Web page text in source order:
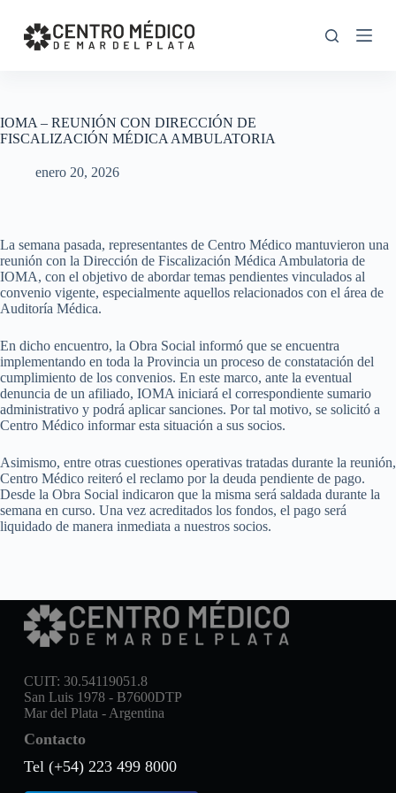
k
o
n
IOMA – REUNIÓN CON DIRECCIÓN DE
FISCALIZACIÓN MÉDICA AMBULATORIA
enero 20, 2026
La semana pasada, representantes de Centro Médico mantuvieron una
reunión con la Dirección de Fiscalización Médica Ambulatoria de
IOMA, con el objetivo de abordar temas pendientes vinculados al
convenio vigente, especialmente aquellos relacionados con el área de
Auditoría Médica.
En dicho encuentro, la Obra Social informó que se encuentra
implementando en toda la Provincia un proceso de constatación del
cumplimiento de los convenios. En este marco, ante la eventual
denuncia de un afiliado, IOMA iniciará el correspondiente sumario
administrativo y podrá aplicar sanciones. Por tal motivo, se solicitó a
Centro Médico informar esta situación a sus socios.
Asimismo, entre otras cuestiones operativas tratadas durante la reunión,
Centro Médico reiteró el reclamo por la deuda pendiente de pago.
Desde la Obra Social indicaron que la misma será saldada durante la
semana en curso. Una vez acreditados los fondos, el pago será
liquidado de manera inmediata a nuestros socios.
CUIT: 30.54119051.8
San Luis 1978 - B7600DTP
Mar del Plata - Argentina
Contacto
Tel (+54) 223 499 8000